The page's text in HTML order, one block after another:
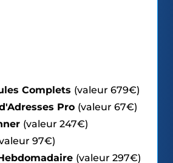
Complets (valeur 679€)
Pro (valeur 67€)
(valeur 247€)
97€)
(valeur 297€)